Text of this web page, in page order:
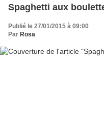
Spaghetti aux
Publié le 27/01/2015 à 09:00
Par Rosa